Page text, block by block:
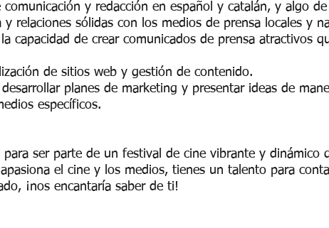
comunicación y redacción en español y catalán, y algo
relaciones sólidas con los medios de prensa locales y
capacidad de crear comunicados de prensa atractivos
de sitios web y gestión de contenido.
planes de marketing y presentar ideas de
específicos.
ser parte de un festival de cine vibrante y dinámico
el cine y los medios, tienes un talento para
¡nos encantaría saber de ti!